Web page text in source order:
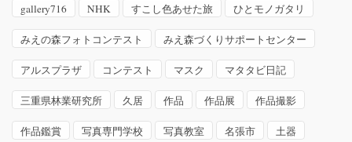
gallery716 NHK すこし色あせた旅 ひとモノガタリ
みえの森フォトコンテスト みえ森づくりサポートセンター
アルスプラザ コンテスト マスク マタタビ日記
三重県林業研究所 久居 作品 作品展 作品撮影
作品鑑賞 写真専門学校 写真教室 名張市 土器